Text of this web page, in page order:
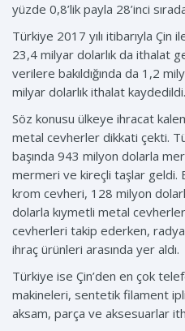
yüzde 0,8’lik payla 28’inci
Türkiye 2017 yılı itibarıyla Çin
23,4 milyar dolarlık da ithalat
verilere bakıldığında da 1,2
milyar dolarlık ithalat kaydedildi.
Söz konusu ülkeye ihracat
metal cevherler dikkati çekti.
başında 943 milyon dolarla
mermeri ve kireçli taşlar geldi.
krom cevheri, 128 milyon
dolarla kıymetli metal
cevherleri takip ederken,
ihraç ürünleri arasında yer aldı.
Türkiye ise Çin’den en çok
makineleri, sentetik filament
aksam, parça ve aksesuarlar